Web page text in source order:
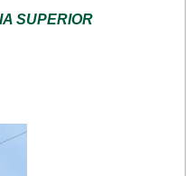
SUPERIOR